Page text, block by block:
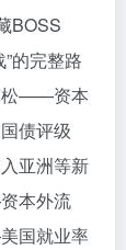
BOSS
的完整路
松——资本
债评级
亚洲等新
本外流
国就业率